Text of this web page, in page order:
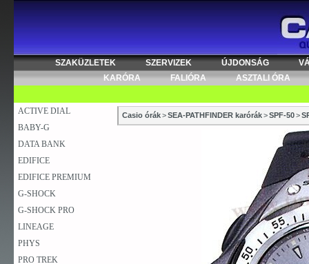
SZAKÜZLETEK SZERVIZEK ÚJDONSÁG
KARÓRA
FALIÓRA ASZTALI ÓRA
ACTIVE DIAL
BABY-G
DATA BANK
EDIFICE
EDIFICE PREMIUM
G-SHOCK
G-SHOCK PRO
LINEAGE
PHYS
PRO TREK
Casio órák>SEA-PATHFINDER karórák>SPF-50>